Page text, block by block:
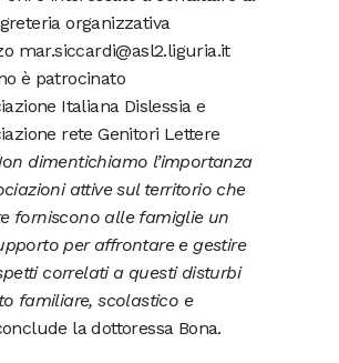
organizzativa
mar.siccardi@asl2.liguria.it
è patrocinato
Italiana Dislessia e
rete Genitori Lettere
dimentichiamo l’importanza
attive sul territorio che
forniscono alle famiglie un
per affrontare e gestire
correlati a questi disturbi
familiare, scolastico e
la dottoressa Bona.